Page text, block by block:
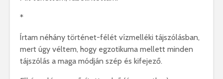
*
Írtam néhány történet-félét vízmelléki tájszólásban,
mert úgy véltem, hogy egzotikuma mellett minden
tájszólás a maga módján szép és kifejező.